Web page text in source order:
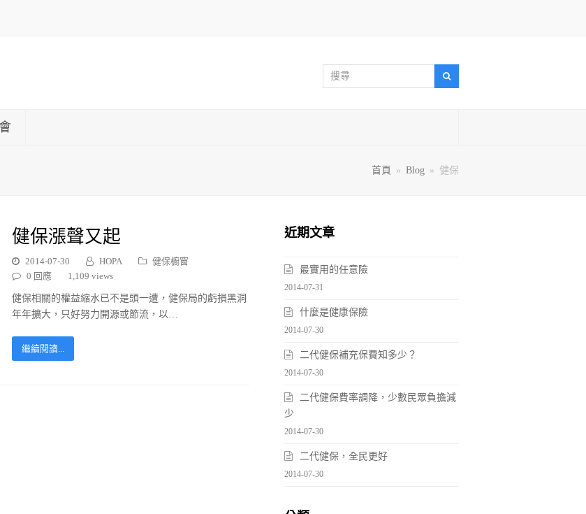
搜
尋
首頁 » Blog » 健保
健保漲聲又起
2014-07-30 HOPA
健保櫥窗
0 回應
1,109 views
健保相關的權益縮水已不是頭一遭，健保局的虧損黑洞
年年擴大，只好努力開源或節流，以…
繼續閱讀...
近期文章
最實用的任意險
2014-07-31
什麼是健康保險
2014-07-30
二代健保補充保費知多少？
2014-07-30
二代健保費率調降，少數民眾負擔減
少
2014-07-30
二代健保，全民更好
2014-07-30